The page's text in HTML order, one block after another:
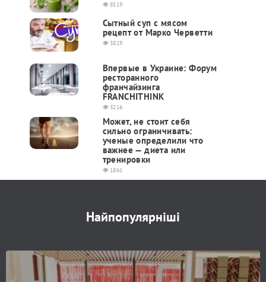
8519
Сытный суп с мясом
рецепт от Марко Черветти
3819
Впервые в Украине: Форум
ресторанного
франчайзинга
FRANCHITHINK
3216
Может, не стоит себя
сильно ограничивать:
ученые определили что
важнее — диета или
тренировки
1861
Найпопулярніші